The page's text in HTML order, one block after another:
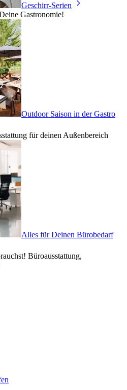
Geschirr-Serien
Gastronomie!
Outdoor Saison in der Gastro
für deinen Außenbereich
Alles für Deinen Bürobedarf
Büroausstattung,